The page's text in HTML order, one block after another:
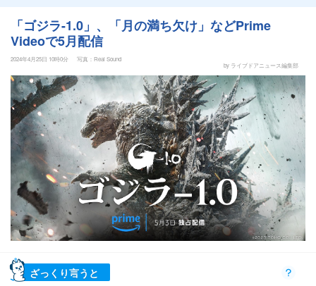
「ゴジラ-1.0」、「月の満ち欠け」などPrime
Videoで5月配信
2024年4月25日 10時0分
写真：Real Sound
by ライブドアニュース編集部
ざっくり言うと